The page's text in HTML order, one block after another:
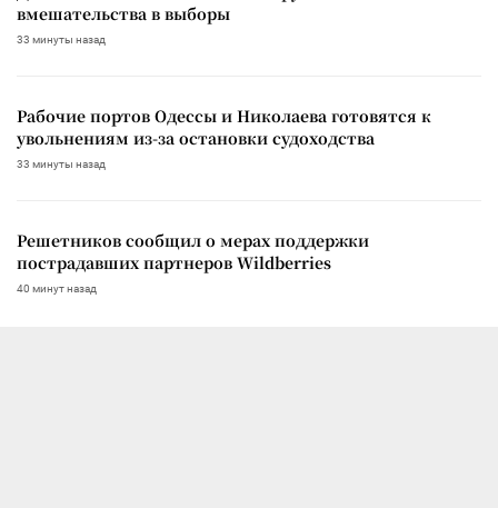
вмешательства в выборы
33 минуты назад
Рабочие портов Одессы и Николаева готовятся к
увольнениям из-за остановки судоходства
33 минуты назад
Решетников сообщил о мерах поддержки
пострадавших партнеров Wildberries
40 минут назад